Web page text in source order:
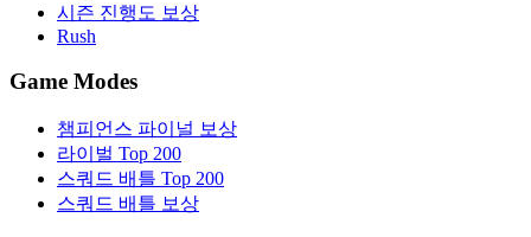
시즌 진행도 보상
Rush
Game Modes
챔피언스 파이널 보상
라이벌 Top 200
스쿼드 배틀 Top 200
스쿼드 배틀 보상